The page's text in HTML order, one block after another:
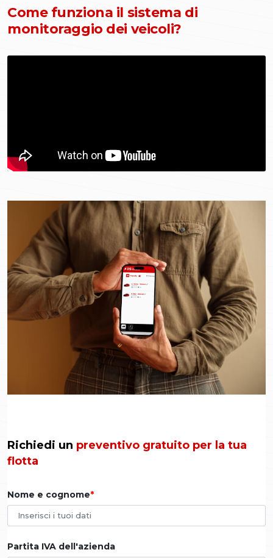
Come funziona il sistema di
monitoraggio dei veicoli?
Richiedi un preventivo gratuito per la tua
flotta
Nome e cognome
Partita IVA dell'azienda